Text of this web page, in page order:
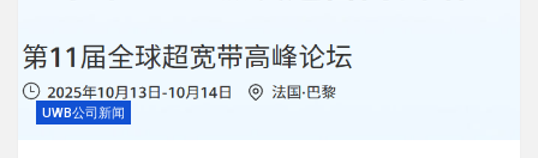
UWB公司新闻